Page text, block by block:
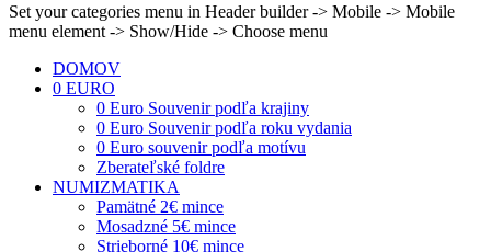
Set your categories menu in Header builder -> Mobile -> Mobile
menu element -> Show/Hide -> Choose menu
DOMOV
0 EURO
0 Euro Souvenir podľa krajiny
0 Euro Souvenir podľa roku vydania
0 Euro souvenir podľa motívu
Zberateľské foldre
NUMIZMATIKA
Pamätné 2€ mince
Mosadzné 5€ mince
Strieborné 10€ mince